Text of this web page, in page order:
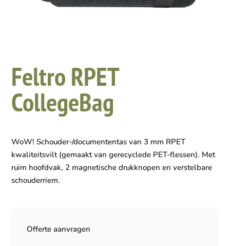
Feltro RPET
CollegeBag
WoW! Schouder-/documententas van 3 mm RPET
kwaliteitsvilt (gemaakt van gerecyclede PET-flessen). Met
ruim hoofdvak, 2 magnetische drukknopen en verstelbare
schouderriem.
Offerte aanvragen